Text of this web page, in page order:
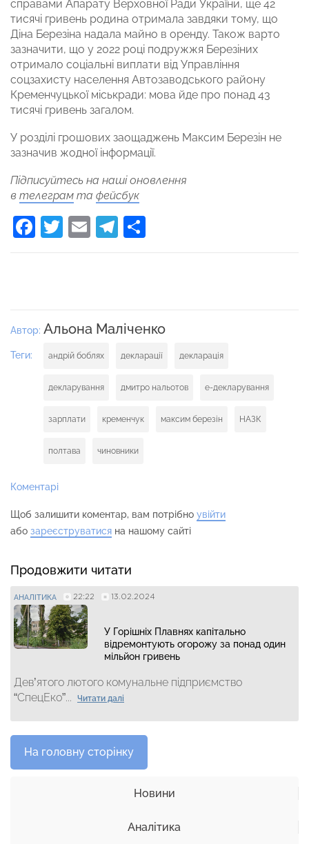
справами Апарату Верховної Ради України, ще 42
тисячі гривень родина отримала завдяки тому, що
Діна Березіна надала майно в оренду. Також варто
зазначити, що у 2022 році подружжя Березіних
отримало соціальні виплати від Управління
соцзахисту населення Автозаводського району
Кременчуцької міськради: мова йде про понад 43
тисячі гривень загалом.
У розділі грошових заощаджень Максим Березін не
зазначив жодної інформації.
Підписуйтесь на наші оновлення
в телеграм та фейсбук
Facebook
Twitter
EmailTelegram
Автор: Альона Маліченко
Теги: андрій боблях декларації декларація
декларування дмитро нальотов е-декларування
зарплати кременчук максим березін НАЗК
полтава чиновники
Коментарі
Щоб залишити коментар, вам потрібно увійти
або зареєструватися на нашому сайті
Продовжити читати
АНАЛІТИКА 22:22 13.02.2024
У Горішніх Плавнях капітально
відремонтують огорожу за понад один
мільйон гривень
Дев’ятого лютого комунальне підприємство
“СпецЕко”...
Читати далі
На головну сторінку
Новини
Аналітика